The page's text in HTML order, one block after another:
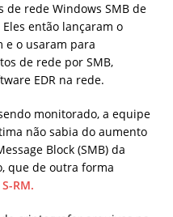
rede Windows SMB de
então lançaram o
e o usaram para
de rede por SMB,
EDR na rede.
monitorado, a equipe
não sabia do aumento
Block (SMB) da
que de outra forma
RM.